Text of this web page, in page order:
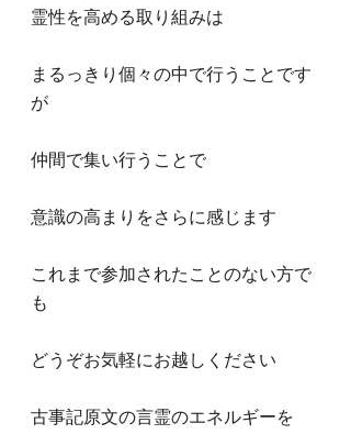
霊性を高める取り組みは
まるっきり個々の中で行うことです
が
仲間で集い行うことで
意識の高まりをさらに感じます
これまで参加されたことのない方で
も
どうぞお気軽にお越しください
古事記原文の言霊のエネルギーを